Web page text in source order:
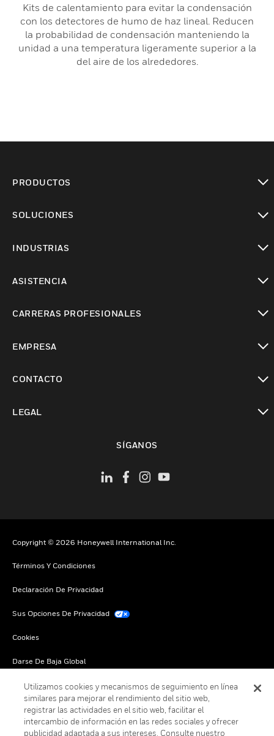
Kits de calentamiento para evitar la condensación
con los detectores de humo de haz lineal. Reducen
la probabilidad de condensación manteniendo la
unidad a una temperatura ligeramente superior a la
del aire de los alrededores.
PRODUCTOS
SOLUCIONES
INDUSTRIAS
ASISTENCIA
CARRERAS PROFESIONALES
EMPRESA
CONTACTO
LEGAL
SÍGANOS
Copyright © 2026 Honeywell International Inc.
Términos Y Condiciones
Declaración De Privacidad
Sus Opciones De Privacidad
Cookies
Darse De Baja Global
Utilizamos cookies y mecanismos de seguimiento en línea
similares para mejorar el rendimiento del sitio web,
registrar las actividades en el sitio web, facilitar el
intercambio de información en las redes sociales y ofrecer
publicidad adaptada a sus intereses. Consulte nuestro